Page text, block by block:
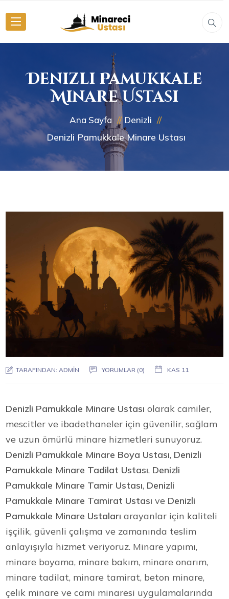
Denizli Pamukkale
Minare Ustası
Ana Sayfa Denizli
Denizli Pamukkale Minare Ustası
TARAFINDAN: ADMIN YORUMLAR (0) KAS 11
Denizli Pamukkale Minare Ustası olarak camiler,
mescitler ve ibadethaneler için güvenilir, sağlam
ve uzun ömürlü minare hizmetleri sunuyoruz.
Denizli Pamukkale Minare Boya Ustası, Denizli
Pamukkale Minare Tadilat Ustası, Denizli
Pamukkale Minare Tamir Ustası, Denizli
Pamukkale Minare Tamirat Ustası ve Denizli
Pamukkale Minare Ustaları arayanlar için kaliteli
işçilik, güvenli çalışma ve zamanında teslim
anlayışıyla hizmet veriyoruz. Minare yapımı,
minare boyama, minare bakım, minare onarım,
minare tadilat, minare tamirat, beton minare,
çelik minare ve cami minaresi uygulamalarında